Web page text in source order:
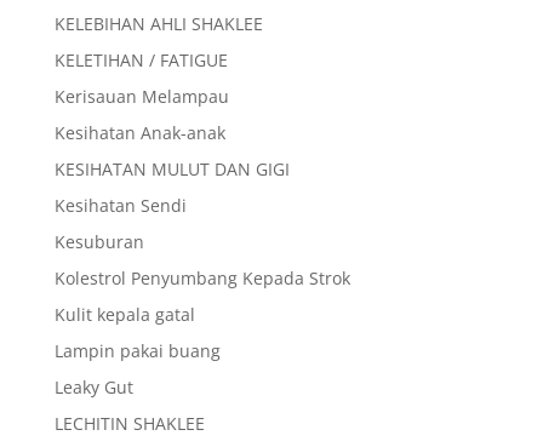
KELEBIHAN AHLI SHAKLEE
KELETIHAN / FATIGUE
Kerisauan Melampau
Kesihatan Anak-anak
KESIHATAN MULUT DAN GIGI
Kesihatan Sendi
Kesuburan
Kolestrol Penyumbang Kepada Strok
Kulit kepala gatal
Lampin pakai buang
Leaky Gut
LECHITIN SHAKLEE